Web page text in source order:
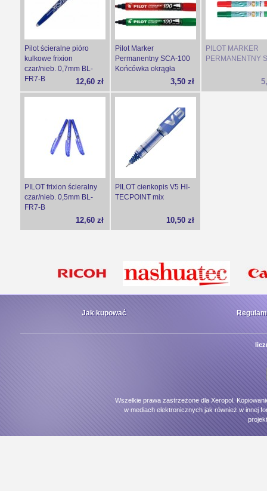
Pilot ścieralne pióro
kulkowe frixion
czar/nieb. 0,7mm BL-
FR7-B
12,60 zł
Pilot Marker
Permanentny SCA-100
Końcówka okrągła
3,50 zł
PILOT MARKER
PERMANENTNY
PILOT frixion ścieralny
czar/nieb. 0,5mm BL-
FR7-B
12,60 zł
PILOT cienkopis V5 HI-
TECPOINT mix
10,50 zł
Jak kupować
Wszelkie prawa zastrzeżone dla Xeropol.
w mediach elektronicznych jak również w innej